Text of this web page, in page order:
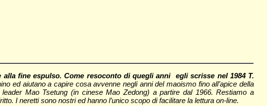
fine espulso. Come resoconto di quegli anni egli scrisse nel 1984 T.
ed aiutano a capire cosa avvenne negli anni del maoismo fino all’apice della
Mao Tsetung (in cinese Mao Zedong) a partire dal 1966. Restiamo a
I neretti sono nostri ed hanno l’unico scopo di facilitare la lettura on-line.